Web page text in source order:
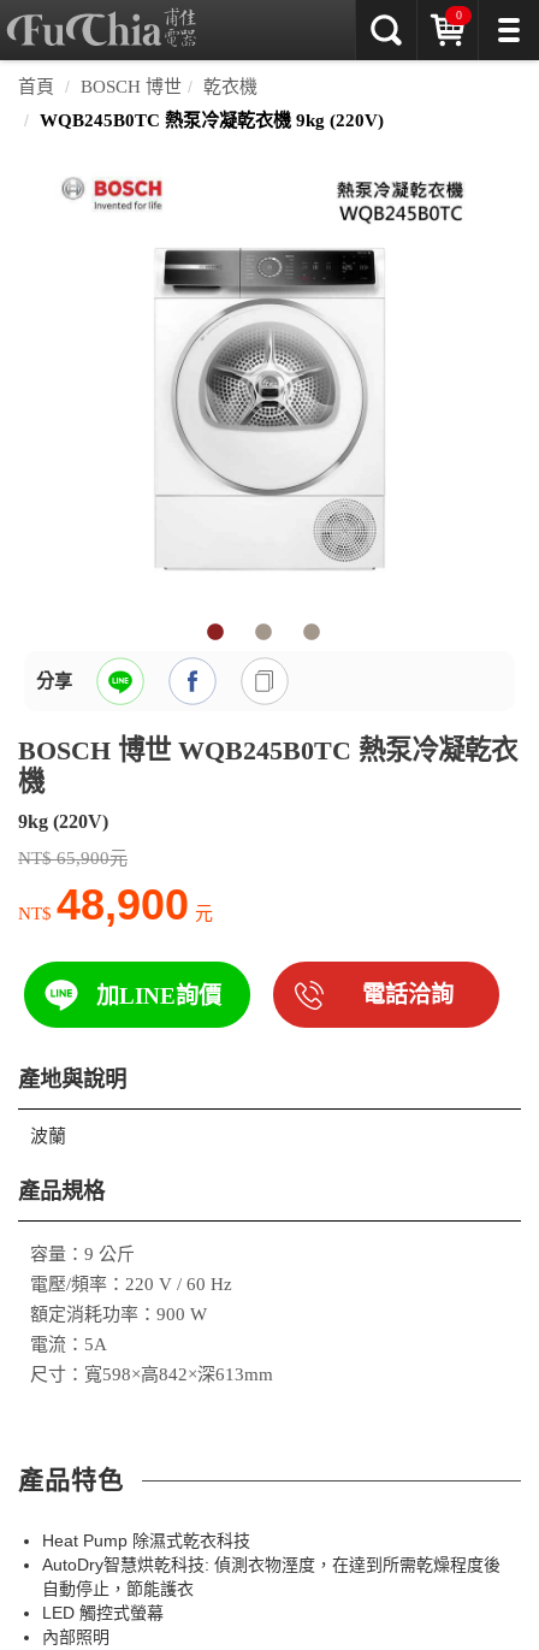
0
首頁 BOSCH 博世
乾衣機
WQB245B0TC 熱泵冷凝乾衣機 9kg (220V)
分享
BOSCH 博世 WQB245B0TC 熱泵冷凝乾衣
機
9kg (220V)
NT$ 65,900元
NT$ 48,900 元
加LINE詢價 電話洽詢
產地與說明
波蘭
產品規格
容量：9 公斤
電壓/頻率：220 V / 60 Hz
額定消耗功率：900 W
電流：5A
尺寸：寬598×高842×深613mm
產品特色
Heat Pump 除濕式乾衣科技
AutoDry智慧烘乾科技: 偵測衣物溼度，在達到所需乾燥程度後
自動停止，節能護衣
LED 觸控式螢幕
內部照明